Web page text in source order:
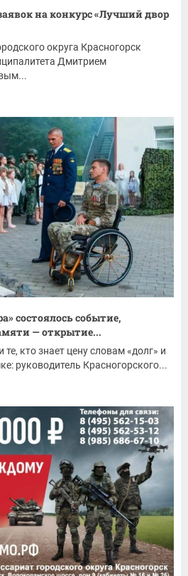
на конкурс «Лучший двор
округа Красногорск
Дмитрием
состоялось событие,
— открытие...
кто знает цену словам «долг» и
руководитель Красногорского...